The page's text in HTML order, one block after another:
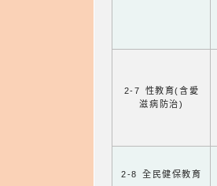
2-7 性教育(含愛
滋病防治)
2-8 全民健保教育